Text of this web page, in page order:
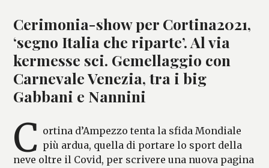
Cerimonia-show per Cortina2021,
‘segno Italia che riparte’. Al via
kermesse sci. Gemellaggio con
Carnevale Venezia, tra i big
Gabbani e Nannini
C ortina d’Ampezzo tenta la sfida Mondiale
più ardua, quella di portare lo sport della
neve oltre il Covid, per scrivere una nuova pagina